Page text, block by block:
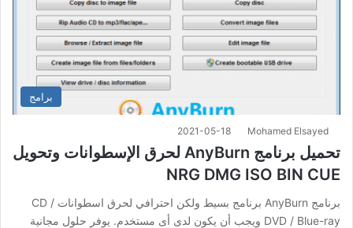
برامج
Mohamed Elsayed
2021-05-18
تحميل برنامج AnyBurn لحرق الإسطوانات وتحويل
NRG DMG ISO BIN CUE
برنامج AnyBurn برنامج بسيط ولكن احترافي لحرق اسطوانات CD /
DVD / Blue-ray ويجب أن يكون لدى أى مستخدم. يوفر حلول مجانية